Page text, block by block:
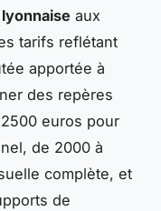
aux
tarifs reflétant
apportée à
des repères
euros pour
de 2000 à
complète, et
de